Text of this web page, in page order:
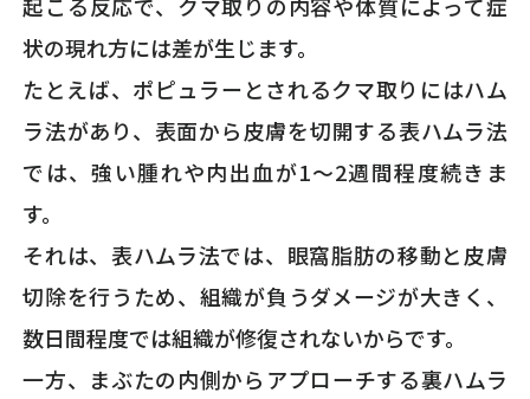
起こる反応で、クマ取りの内容や体質によって症
状の現れ方には差が生じます。
たとえば、ポピュラーとされるクマ取りにはハム
ラ法があり、表面から皮膚を切開する表ハムラ法
では、強い腫れや内出血が1～2週間程度続きま
す。
それは、表ハムラ法では、眼窩脂肪の移動と皮膚
切除を行うため、組織が負うダメージが大きく、
数日間程度では組織が修復されないからです。
一方、まぶたの内側からアプローチする裏ハムラ